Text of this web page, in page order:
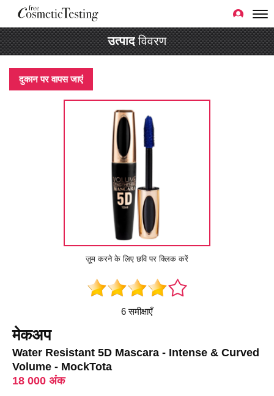
उत्पादविवरण
दुकान पर वापस जाएं
ज़ूम करने के लिए छवि पर क्लिक करें
6 समीक्षाएँ
मेकअप
Water Resistant 5D Mascara - Intense & Curved
Volume - MockTota
18 000 अंक